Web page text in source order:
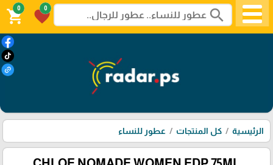
search
0
favorite
0
shopping_cart
الرئيسية كل المنتجات عطور للنساء